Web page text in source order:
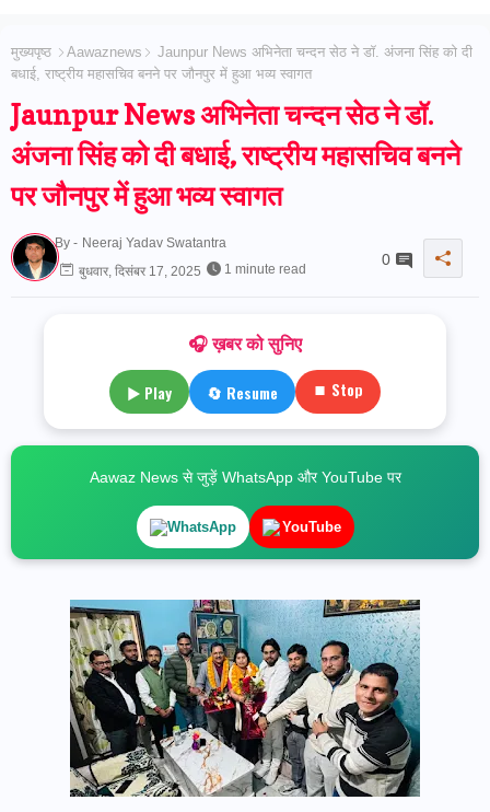
मुख्यपृष्ठ Aawaznews
Jaunpur News अभिनेता चन्दन सेठ ने डॉ. अंजना सिंह को दी
बधाई, राष्ट्रीय महासचिव बनने पर जौनपुर में हुआ भव्य स्वागत
Jaunpur News अभिनेता चन्दन सेठ ने डॉ.
अंजना सिंह को दी बधाई, राष्ट्रीय महासचिव बनने
पर जौनपुर में हुआ भव्य स्वागत
By - Neeraj Yadav Swatantra
बुधवार, दिसंबर 17, 2025
1 minute read
0
🎧 ख़बर को सुनिए
▶ Play 🔄 Resume ⏹ Stop
Aawaz News से जुड़ें WhatsApp और YouTube पर
WhatsApp YouTube